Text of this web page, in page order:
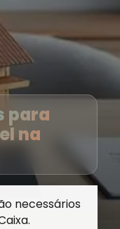
para
na
necessários